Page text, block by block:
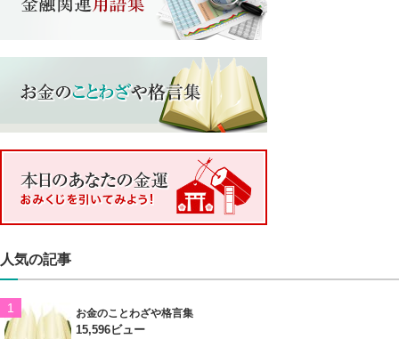
人気の記事
お金のことわざや格言集
15,596ビュー